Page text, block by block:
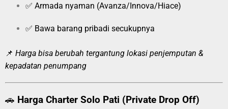
✅ Armada nyaman (Avanza/Innova/Hiace)
✅ Bawa barang pribadi secukupnya
📌 Harga bisa berubah tergantung lokasi penjemputan &
kepadatan penumpang
🚗 Harga Charter Solo Pati (Private Drop Off)